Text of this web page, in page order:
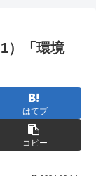
）「環境
はてブ
コピー